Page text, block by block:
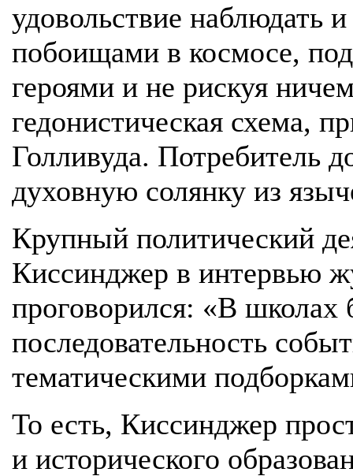
удовольствие наблюдать
побоищами в космосе,
героями и не рискуя
гедонистическая схема,
Голливуда. Потребитель
духовную солянку из
Крупный политический
Киссинджер в интервью
проговорился: «В школах
последовательность
тематическими
То есть, Киссинджер
и исторического